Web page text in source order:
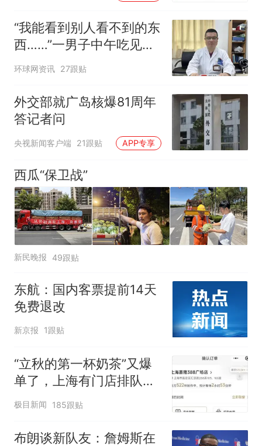
“我能看到别人看不到的东
西……”一男子中午吃见手
青没事，晚上再吃却出现
环球网资讯 27跟贴
外交部就广岛核爆81周年
答记者问
央视新闻客户端 21跟贴 APP专享
西瓜“保卫战”
新民晚报 49跟贴
东航：国内客票提前14天
免费退改
新京报 1跟贴
“立秋的第一杯奶茶”又爆
单了，上海有门店排队超
500杯，店员：今天奶茶
店都很忙，要等2个多小
时
极目新闻 185跟贴
布朗谈新队友：詹姆斯在